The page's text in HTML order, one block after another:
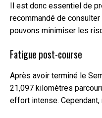
Il est donc essentiel de
recommandé de
pouvons minimiser les
Fatigue post-course
Après avoir terminé le
21,097 kilomètres
effort intense.